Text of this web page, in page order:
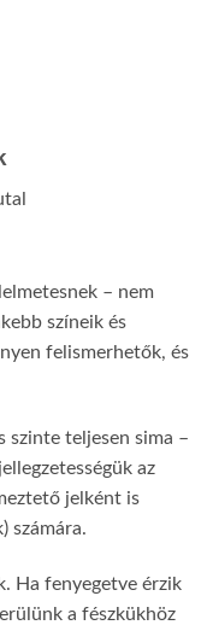
– nem
színeik és
felismerhetők, és
szinte teljesen sima –
az
jelként is
számára.
Ha fenyegetve érzik
a fészkükhöz